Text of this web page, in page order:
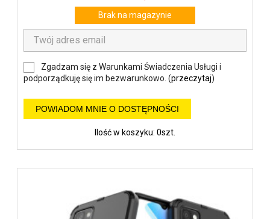
Brak na magazynie
Zgadzam się z Warunkami Świadczenia Usługi i
podporządkuję się im bezwarunkowo. (przeczytaj)
POWIADOM MNIE O DOSTĘPNOŚCI
Ilość w koszyku: 0szt.